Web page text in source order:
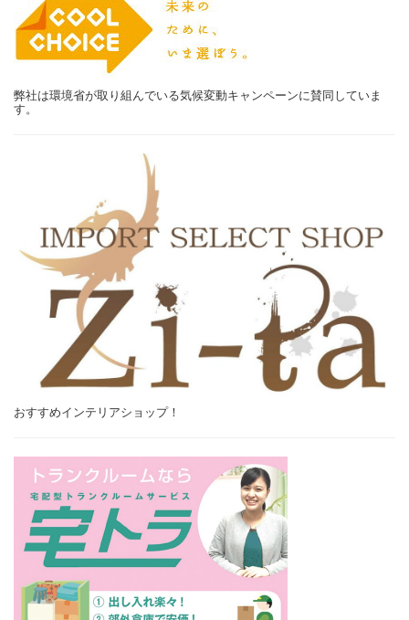
弊社は環境省が取り組んでいる気候変動キャンペーンに賛同していま
す。
おすすめインテリアショップ！